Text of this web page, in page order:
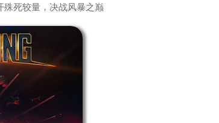
死较量，决战风暴之巅